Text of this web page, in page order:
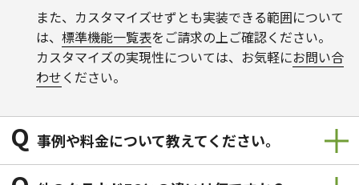
また、カスタマイズせずとも実装できる範囲について
は、 標準機能一覧表をご請求の上ご確認ください。
カスタマイズの実現性については、お気軽にお問い合
わせください。
Q 事例や料金について教えてください。